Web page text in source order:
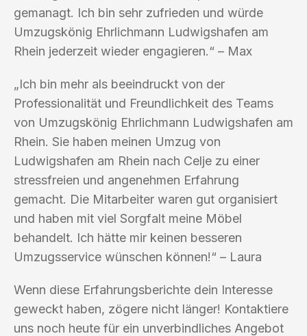
gemanagt. Ich bin sehr zufrieden und würde
Umzugskönig Ehrlichmann Ludwigshafen am
Rhein jederzeit wieder engagieren.“ – Max
„Ich bin mehr als beeindruckt von der
Professionalität und Freundlichkeit des Teams
von Umzugskönig Ehrlichmann Ludwigshafen am
Rhein. Sie haben meinen Umzug von
Ludwigshafen am Rhein nach Celje zu einer
stressfreien und angenehmen Erfahrung
gemacht. Die Mitarbeiter waren gut organisiert
und haben mit viel Sorgfalt meine Möbel
behandelt. Ich hätte mir keinen besseren
Umzugsservice wünschen können!“ – Laura
Wenn diese Erfahrungsberichte dein Interesse
geweckt haben, zögere nicht länger! Kontaktiere
uns noch heute für ein unverbindliches Angebot